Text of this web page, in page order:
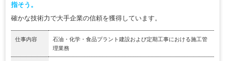
指そう。
確かな技術力で大手企業の信頼を獲得しています。
仕事内容
石油・化学・食品プラント建設および定期工事における施工管
理業務